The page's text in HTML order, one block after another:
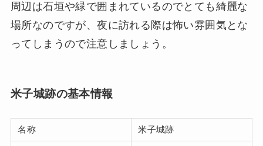
周辺は石垣や緑で囲まれているのでとても綺麗な
場所なのですが、夜に訪れる際は怖い雰囲気とな
ってしまうので注意しましょう。
米子城跡の基本情報
名称 米子城跡